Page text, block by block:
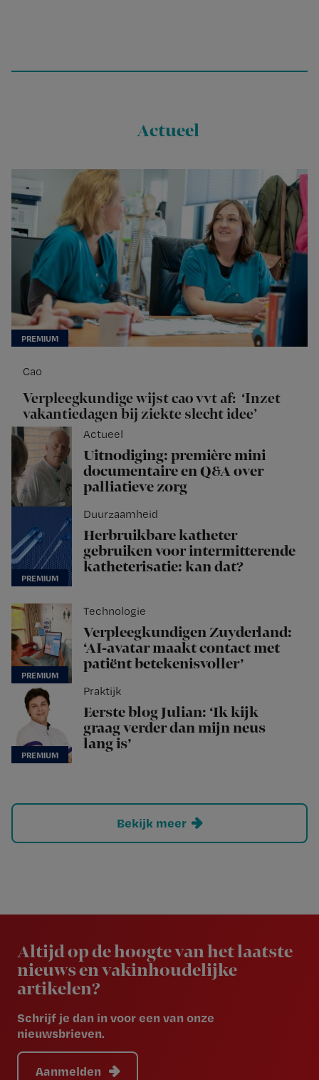
Actueel
Cao
Verpleegkundige wijst cao vvt af: ‘Inzet
vakantiedagen bij ziekte slecht idee’
Actueel
Uitnodiging: première mini
documentaire en Q&A over
palliatieve zorg
Duurzaamheid
Herbruikbare katheter
gebruiken voor intermitterende
katheterisatie: kan dat?
Technologie
Verpleegkundigen Zuyderland:
‘AI-avatar maakt contact met
patiënt betekenisvoller’
Praktijk
Eerste blog Julian: ‘Ik kijk
graag verder dan mijn neus
lang is’
Bekijk meer
Altijd op de hoogte van het laatste
nieuws en vakinhoudelijke
artikelen?
Schrijf je dan in voor een van onze
nieuwsbrieven.
Aanmelden